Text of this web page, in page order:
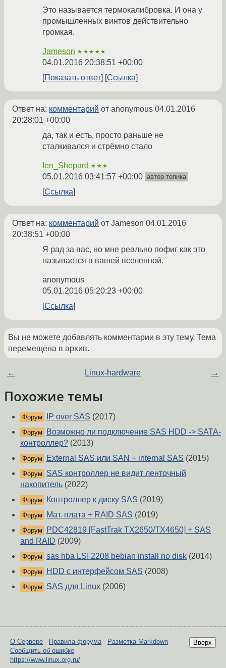
Это называется термокалибровка. И она у
промышленных винтов действительно
громкая.
Jameson ★★★★★
04.01.2016 20:38:51 +00:00
Показать ответ
Ссылка
Ответ на: комментарий от anonymous 04.01.2016
20:28:01 +00:00
да, так и есть, просто раньше не
сталкивался и стрёмно стало
Ien_Shepard ★★★
05.01.2016 03:41:57 +00:00 автор топика
Ссылка
Ответ на: комментарий от Jameson 04.01.2016
20:38:51 +00:00
Я рад за вас, но мне реально пофиг как это
называется в вашей вселенной.
anonymous
05.01.2016 05:20:23 +00:00
Ссылка
Вы не можете добавлять комментарии в эту тему. Тема
перемещена в архив.
← Linux-hardware →
Похожие темы
Форум IP over SAS (2017)
Форум
Возможно ли подключение SAS HDD -> SATA-
контроллер? (2013)
Форум External SAS или SAN + internal SAS (2015)
Форум
SAS контроллер не видит ленточный
накопитель (2022)
Форум Контроллер к диску SAS (2019)
Форум Мат. плата + RAID SAS (2019)
Форум
PDC42819 [FastTrak TX2650/TX4650] + SAS
and RAID (2009)
Форум sas hba LSI 2208 bebian install no disk (2014)
Форум HDD с интерфейсом SAS (2008)
Форум SAS для Linux (2006)
Вверх
О Сервере - Правила форума- Разметка Markdown
Сообщить об ошибке
https://www.linux.org.ru/